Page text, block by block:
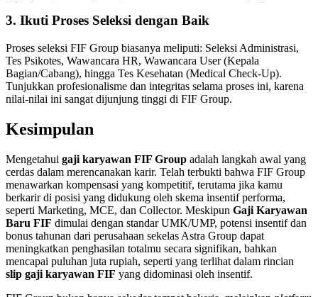
3. Ikuti Proses Seleksi dengan Baik
Proses seleksi FIF Group biasanya meliputi: Seleksi Administrasi,
Tes Psikotes, Wawancara HR, Wawancara User (Kepala
Bagian/Cabang), hingga Tes Kesehatan (Medical Check-Up).
Tunjukkan profesionalisme dan integritas selama proses ini, karena
nilai-nilai ini sangat dijunjung tinggi di FIF Group.
Kesimpulan
Mengetahui gaji karyawan FIF Group adalah langkah awal yang
cerdas dalam merencanakan karir. Telah terbukti bahwa FIF Group
menawarkan kompensasi yang kompetitif, terutama jika kamu
berkarir di posisi yang didukung oleh skema insentif performa,
seperti Marketing, MCE, dan Collector. Meskipun Gaji Karyawan
Baru FIF dimulai dengan standar UMK/UMP, potensi insentif dan
bonus tahunan dari perusahaan sekelas Astra Group dapat
meningkatkan penghasilan totalmu secara signifikan, bahkan
mencapai puluhan juta rupiah, seperti yang terlihat dalam rincian
slip gaji karyawan FIF yang didominasi oleh insentif.